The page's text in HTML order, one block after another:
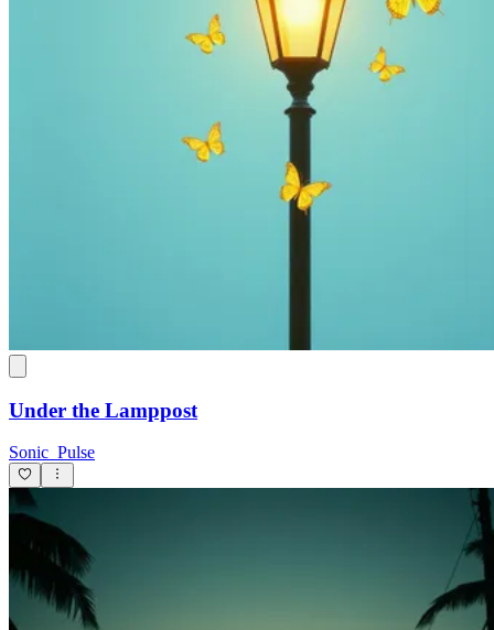
Under the Lamppost
Sonic_Pulse